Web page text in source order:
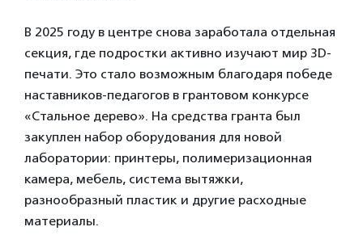
В 2025 году в центре снова заработала отдельная
секция, где подростки активно изучают мир 3D-
печати. Это стало возможным благодаря победе
наставников-педагогов в грантовом конкурсе
«Стальное дерево». На средства гранта был
закуплен набор оборудования для новой
лаборатории: принтеры, полимеризационная
камера, мебель, система вытяжки,
разнообразный пластик и другие расходные
материалы.